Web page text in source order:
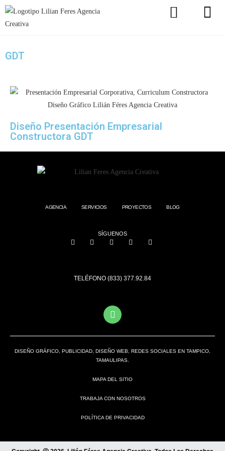
GDT
Diseño Presentación Empresarial
Constructora GDT
AGENCIA SERVICIOS PROYECTOS BLOG
SÍGUENOS
TELÉFONO (833) 377.92.84
DISEÑO GRÁFICO, PUBLICIDAD, DISEÑO WEB, REDES SOCIALES EN TAMPICO,
TAMAULIPAS.
MAPA DEL SITIO
TRABAJA CON NOSOTROS
POLÍTICA DE PRIVACIDAD